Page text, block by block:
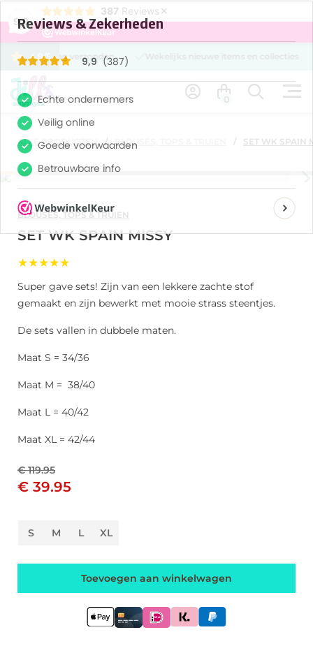
9,9
387 Reviews ×
4.9/5
dezelfde dag verzonden
0
ALLE PRODUCTEN BLOUSES, TOPS & TRUIEN SET WK SPAIN
BLOUSES, TOPS & TRUIEN
SET WK SPAIN MISSY
★★★★★
Super gave sets! Zijn van een lekkere zachte stof
gemaakt en zijn bewerkt met mooie strass steentjes.
De sets vallen in dubbele maten.
Maat S = 34/36
Maat M = 38/40
Maat L = 40/42
Maat XL = 42/44
€ 119.95
€ 39.95
S M L XL
Toevoegen aan winkelwagen